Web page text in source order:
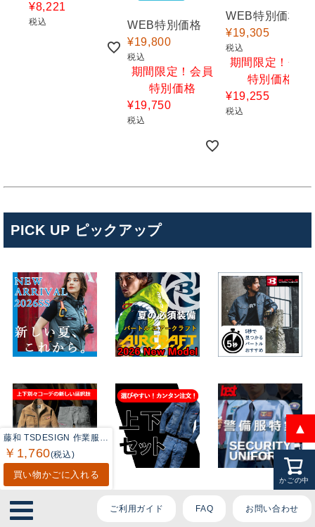
ご利用ガイド FAQ お問い合わせ
¥8,221
税込
WEB特別価格
¥19,800
税込
期間限定！会員
特別価格
¥19,750
税込
WEB特別価格
¥19,305
税込
期間限定！会員
特別価格
¥19,255
税込
PICK UP ピックアップ
👕 おすすめ上下セットは？
🦺 購入前によくあるご質問
🛒 購入後によくあるご質問
❓ その他のご質問
▲
かごの中
藤和 TSDESIGN 作業服 オールシーズン 6065 ドライショートスリーブポロシャツ SS-LL
￥1,760(税込)
買い物かごに入れる